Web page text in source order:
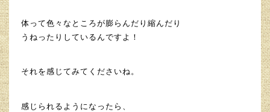
体って色々なところが膨らんだり縮んだり
うねったりしているんですよ！
それを感じてみてくださいね。
感じられるようになったら、